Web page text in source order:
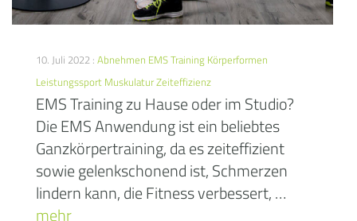
10. Juli 2022 : Abnehmen EMS Training Körperformen
Leistungssport MuskulaturZeiteffizienz
EMS Training zu Hause oder im Studio?
Die EMS Anwendung ist ein beliebtes
Ganzkörpertraining, da es zeiteffizient
sowie gelenkschonend ist, Schmerzen
lindern kann, die Fitness verbessert, …
mehr